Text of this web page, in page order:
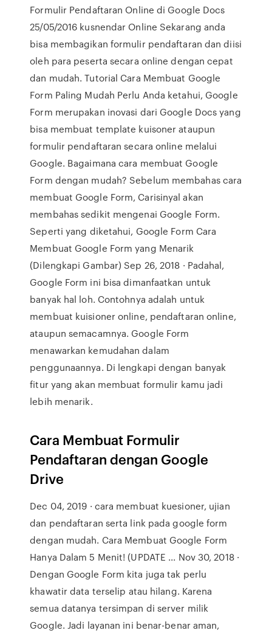
Formulir Pendaftaran Online di Google Docs
25/05/2016 kusnendar Online Sekarang anda
bisa membagikan formulir pendaftaran dan diisi
oleh para peserta secara online dengan cepat
dan mudah. Tutorial Cara Membuat Google
Form Paling Mudah Perlu Anda ketahui, Google
Form merupakan inovasi dari Google Docs yang
bisa membuat template kuisoner ataupun
formulir pendaftaran secara online melalui
Google. Bagaimana cara membuat Google
Form dengan mudah? Sebelum membahas cara
membuat Google Form, Carisinyal akan
membahas sedikit mengenai Google Form.
Seperti yang diketahui, Google Form Cara
Membuat Google Form yang Menarik
(Dilengkapi Gambar) Sep 26, 2018 · Padahal,
Google Form ini bisa dimanfaatkan untuk
banyak hal loh. Contohnya adalah untuk
membuat kuisioner online, pendaftaran online,
ataupun semacamnya. Google Form
menawarkan kemudahan dalam
penggunaannya. Di lengkapi dengan banyak
fitur yang akan membuat formulir kamu jadi
lebih menarik.
Cara Membuat Formulir
Pendaftaran dengan Google
Drive
Dec 04, 2019 · cara membuat kuesioner, ujian
dan pendaftaran serta link pada google form
dengan mudah. Cara Membuat Google Form
Hanya Dalam 5 Menit! (UPDATE ... Nov 30, 2018 ·
Dengan Google Form kita juga tak perlu
khawatir data terselip atau hilang. Karena
semua datanya tersimpan di server milik
Google. Jadi layanan ini benar-benar aman,